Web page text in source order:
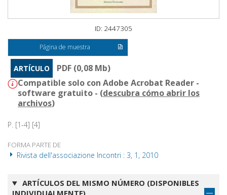
ID: 2447305
Página de muestra
ARTÍCULO
PDF (0,08 Mb)
Compatible solo con Adobe Acrobat Reader -
software gratuito - (descubra cómo abrir los
archivos)
P. [1-4] [4]
FORMA PARTE DE
Rivista dell'associazione Incontri : 3, 1, 2010
ARTÍCULOS DEL MISMO NÚMERO (DISPONIBLES